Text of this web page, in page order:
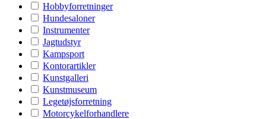
Hobbyforretninger
Hundesaloner
Instrumenter
Jagtudstyr
Kampsport
Kontorartikler
Kunstgalleri
Kunstmuseum
Legetøjsforretning
Motorcykelforhandlere